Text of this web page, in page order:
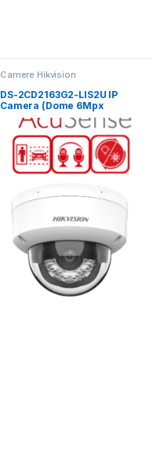
Camere Hikvision
DS-2CD2163G2-LIS2U IP
Camera (Dome 6Mpx
2.8mm)